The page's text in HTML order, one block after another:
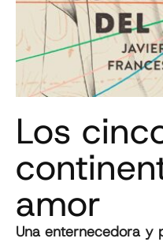
Los
amor
Una enternecedora y